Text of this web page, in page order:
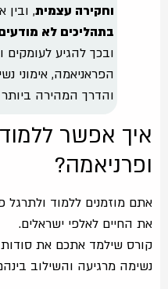
וחקירה עצמית,
בתהליכים לא
ובכך להגיע לעומקים
הפראניאמה, אימוני
והדרך המהירה
איך אפשר
ופרניאמה?
אתם מוזמנים ללמוד ולתרגל
את החיים לאלפי ישראלים.
קורס שילמד אתכם את
נשימה מרגיעה והשילוב